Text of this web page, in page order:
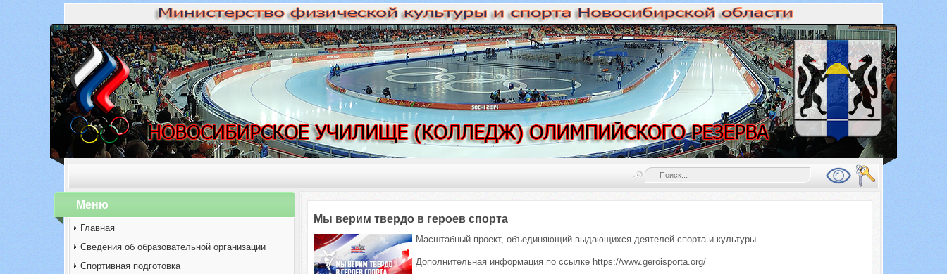
Меню
Главная
Сведения об образовательной организации
Спортивная подготовка
Мы верим твердо в героев спорта
Масштабный проект, объединяющий выдающихся деятелей спорта и культуры.
Дополнительная информация по ссылке https://www.geroisporta.org/